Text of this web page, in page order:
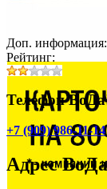
Доп. информация:
Рейтинг:
Телефон
+7 (909) 986-11-14
Адрес